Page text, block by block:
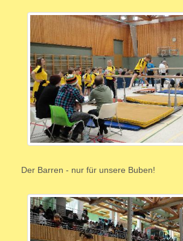
Der Barren - nur für unsere Buben!